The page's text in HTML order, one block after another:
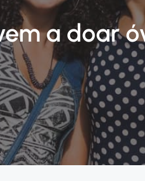
a doar